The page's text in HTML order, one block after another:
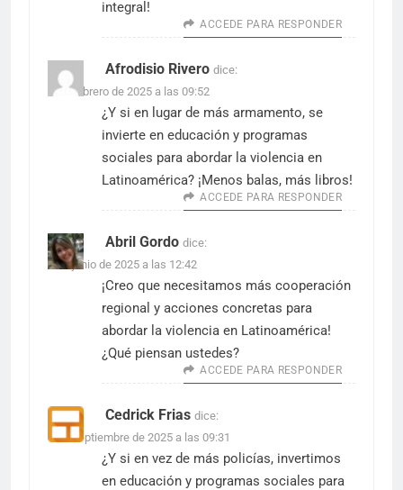
integral!
ACCEDE PARA RESPONDER
Afrodisio Rivero dice:
2 de febrero de 2025 a las 09:52
¿Y si en lugar de más armamento, se
invierte en educación y programas
sociales para abordar la violencia en
Latinoamérica? ¡Menos balas, más libros!
ACCEDE PARA RESPONDER
Abril Gordo dice:
6 de junio de 2025 a las 12:42
¡Creo que necesitamos más cooperación
regional y acciones concretas para
abordar la violencia en Latinoamérica!
¿Qué piensan ustedes?
ACCEDE PARA RESPONDER
Cedrick Frias dice:
7 de septiembre de 2025 a las 09:31
¿Y si en vez de más policías, invertimos
en educación y programas sociales para